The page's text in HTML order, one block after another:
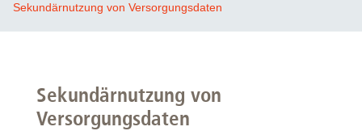
Sekundärnutzung von Versorgungsdaten
Sekundärnutzung von
Versorgungsdaten